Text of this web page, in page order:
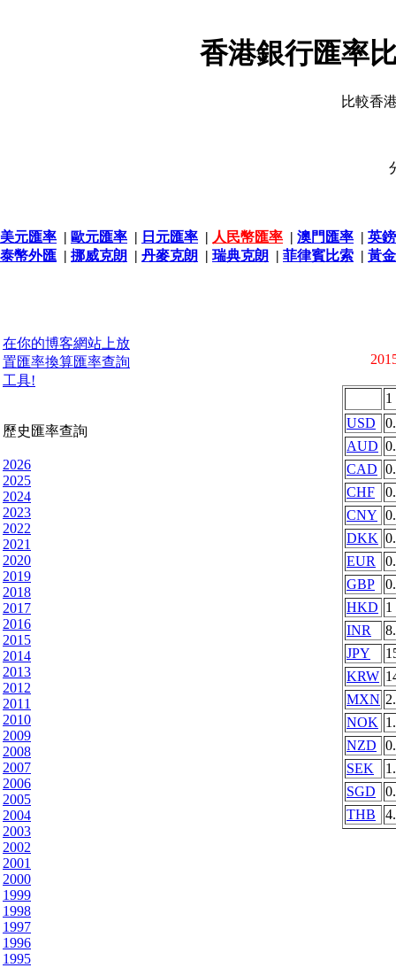
香港銀行匯率
比較香
美元匯率 | 歐元匯率 | 日元匯率 | 人民幣匯率 | 澳門匯率 | 英
泰幣外匯 | 挪威克朗 | 丹麥克朗 | 瑞典克朗 | 菲律賓比索 | 黃
在你的博客網站上放
置匯率換算匯率查詢
工具!
歷史匯率查詢
2026
2025
2024
2023
2022
2021
2020
2019
2018
2017
2016
2015
2014
2013
2012
2011
2010
2009
2008
2007
2006
2005
2004
2003
2002
2001
2000
1999
1998
1997
1996
1995
1
USD
AUD
CAD
CHF
CNY
DKK
EUR
GBP
HKD 1
INR
JPY
KRW
MXN
NOK
NZD
SEK
SGD
THB